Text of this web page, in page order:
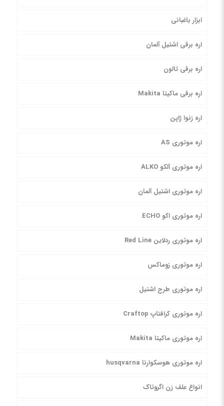
ابزار باغبانی
اره برقی اشتیل آلمان
اره برقی تالون
اره برقی ماکیتا Makita
اره زنوا ژاپن
اره موتوری AS
اره موتوری آلکو ALKO
اره موتوری اشتیل آلمان
اره موتوری اکو ECHO
اره موتوری ردلاین Red Line
اره موتوری زوماکس
اره موتوری طرح اشتیل
اره موتوری کرافتاپ Craftop
اره موتوری ماکیتا Makita
اره موتوری هوسکوارنا husqvarna
انواع علف زن اگروتاک